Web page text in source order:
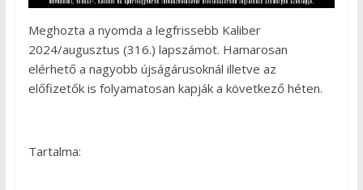
Meghozta a nyomda a legfrissebb Kaliber
2024/augusztus (316.) lapszámot. Hamarosan
elérhető a nagyobb újságárusoknál illetve az
előfizetők is folyamatosan kapják a következő héten.
Tartalma: